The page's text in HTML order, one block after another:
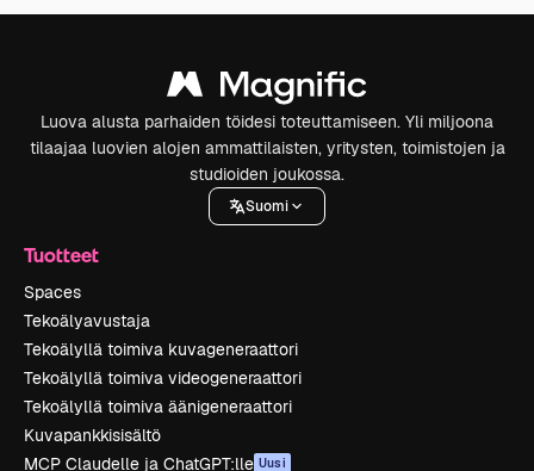
Luova alusta parhaiden töidesi toteuttamiseen. Yli miljoona
tilaajaa luovien alojen ammattilaisten, yritysten, toimistojen ja
studioiden joukossa.
Suomi
Tuotteet
Spaces
Tekoälyavustaja
Tekoälyllä toimiva kuvageneraattori
Tekoälyllä toimiva videogeneraattori
Tekoälyllä toimiva äänigeneraattori
Kuvapankkisisältö
MCP Claudelle ja ChatGPT:lle Uusi